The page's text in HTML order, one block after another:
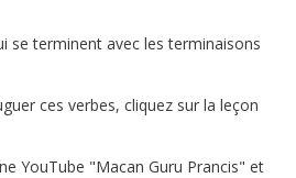
se terminent avec les terminaisons
ces verbes, cliquez sur la leçon
YouTube "Macan Guru Prancis" et